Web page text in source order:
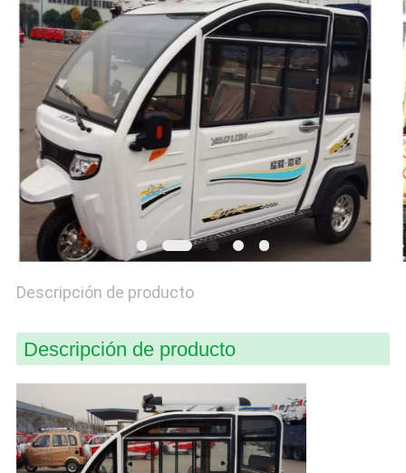
PIDA
UNA
CITA
MAPA
DEL
SITIO
PRIVACY
POLICY
Descripción de producto
Descripción de producto